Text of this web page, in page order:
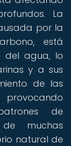
La
por la
está
del agua, lo
y a sus
de las
de
muchas
natural de